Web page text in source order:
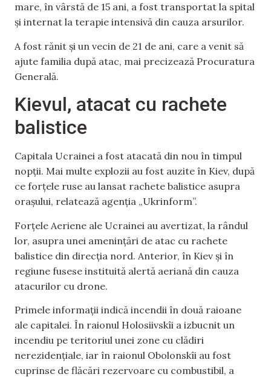
mare, în vârstă de 15 ani, a fost transportat la spital
și internat la terapie intensivă din cauza arsurilor.
A fost rănit și un vecin de 21 de ani, care a venit să
ajute familia după atac, mai precizează Procuratura
Generală.
Kievul, atacat cu rachete
balistice
Capitala Ucrainei a fost atacată din nou în timpul
nopții. Mai multe explozii au fost auzite în Kiev, după
ce forțele ruse au lansat rachete balistice asupra
orașului, relatează agenția „Ukrinform”.
Forțele Aeriene ale Ucrainei au avertizat, la rândul
lor, asupra unei amenințări de atac cu rachete
balistice din direcția nord. Anterior, în Kiev și în
regiune fusese instituită alertă aeriană din cauza
atacurilor cu drone.
Primele informații indică incendii în două raioane
ale capitalei. În raionul Holosiivskîi a izbucnit un
incendiu pe teritoriul unei zone cu clădiri
nerezidențiale, iar în raionul Obolonskîi au fost
cuprinse de flăcări rezervoare cu combustibil, a